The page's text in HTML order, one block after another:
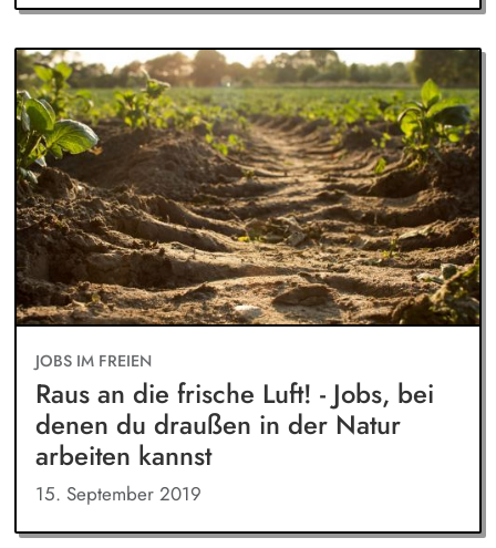
JOBS IM FREIEN
Raus an die frische Luft! - Jobs, bei
denen du draußen in der Natur
arbeiten kannst
15. September 2019